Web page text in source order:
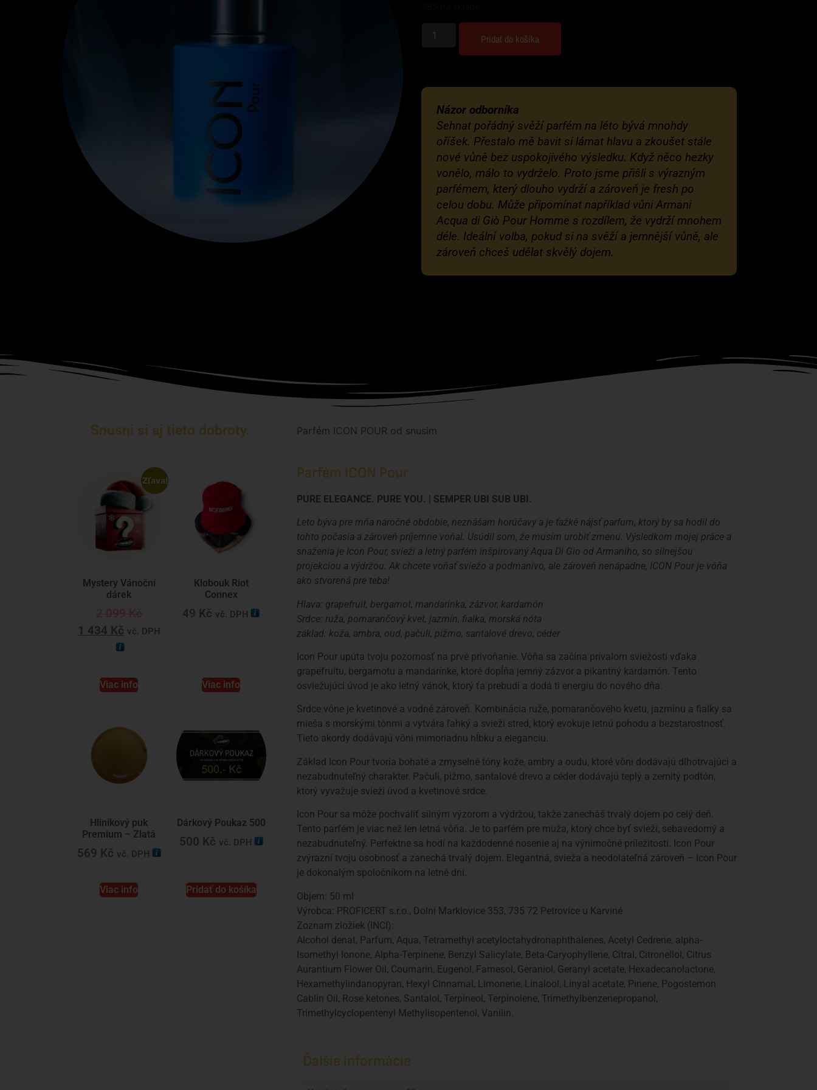
Pridať do košíka
Názor odborníka
Sehnat pořádný svěží parfém na léto bývá mnohdy
oříšek. Přestalo mě bavit si lámat hlavu a zkoušet stále
nové vůně bez uspokojivého výsledku. Když něco hezky
vonělo, málo to vydrželo. Proto jsme přišli s výrazným
parfémem, který dlouho vydrží a zároveň je fresh po
celou dobu. Může připomínat například vůni Armani
Acqua di Giò Pour Homme s rozdílem, že vydrží mnohem
déle. Ideální volba, pokud si na svěží a jemnější vůně, ale
zároveň chceš udělat skvělý dojem.
Snusni si aj tieto dobroty.
Zľava!
Mystery Vánoční
dárek
1 434 Kč vč. DPH
Viac info
Klobouk Riot
Connex
49 Kč vč. DPH
Viac info
Hliníkový puk
Premium – Zlatá
569 Kč vč. DPH
Viac info
Dárkový Poukaz 500
500 Kč vč. DPH
Pridať do košíka
Parfém ICON POUR od snusim
Parfém ICON Pour
PURE ELEGANCE. PURE YOU. | SEMPER UBI SUB UBI.
Leto býva pre mňa náročné obdobie, neznášam horúčavy a je ťažké nájsť parfum, ktorý by sa hodil do
tohto počasia a zároveň príjemne voňal. Usúdil som, že musím urobiť zmenu. Výsledkom mojej práce a
snaženia je Icon Pour, svieži a letný parfém inšpirovaný Aqua Di Gio od Armaniho, so silnejšou
projekciou a výdržou. Ak chcete voňať sviežo a podmanivo, ale zároveň nenápadne, ICON Pour je vôňa
ako stvorená pre teba!
Hlava: grapefruit, bergamot, mandarínka, zázvor, kardamón
Srdce: ruža, pomarančový kvet, jazmín, fialka, morská nóta
základ: koža, ambra, oud, pačuli, pižmo, santalové drevo, céder
Icon Pour upúta tvoju pozornosť na prvé privoňanie. Vôňa sa začína prívalom sviežosti vďaka
grapefruitu, bergamotu a mandarínke, ktoré dopĺňa jemný zázvor a pikantný kardamón. Tento
osviežujúci úvod je ako letný vánok, ktorý ťa prebudí a dodá ti energiu do nového dňa.
Srdce vône je kvetinové a vodné zároveň. Kombinácia ruže, pomarančového kvetu, jazmínu a fialky sa
mieša s morskými tónmi a vytvára ľahký a svieži stred, ktorý evokuje letnú pohodu a bezstarostnosť.
Tieto akordy dodávajú vôni mimoriadnu hĺbku a eleganciu.
Základ Icon Pour tvoria bohaté a zmyselné tóny kože, ambry a oudu, ktoré vôni dodávajú dlhotrvajúci a
nezabudnuteľný charakter. Pačuli, pižmo, santalové drevo a céder dodávajú teplý a zemitý podtón,
ktorý vyvažuje svieži úvod a kvetinové srdce.
Icon Pour sa môže pochváliť silným výzorom a výdržou, takže zanecháš trvalý dojem po celý deň.
Tento parfém je viac než len letná vôňa. Je to parfém pre muža, ktorý chce byť svieži, sebavedomý a
nezabudnuteľný. Perfektne sa hodí na každodenné nosenie aj na výnimočné príležitosti. Icon Pour
zvýrazní tvoju osobnosť a zanechá trvalý dojem. Elegantná, svieža a neodolateľná zároveň – Icon Pour
je dokonalým spoločníkom na letné dni.
Objem: 50 ml
Výrobca: PROFICERT s.r.o., Dolní Marklovice 353, 735 72 Petrovice u Karviné
Zoznam zložiek (INCI):
Alcohol denat, Parfum, Aqua, Tetramethyl acetyloctahydronaphthalenes, Acetyl Cedrene, alpha-
Isomethyl Ionone, Alpha-Terpinene, Benzyl Salicylate, Beta-Caryophyllene, Citral, Citronellol, Citrus
Aurantium Flower Oil, Coumarin, Eugenol, Farnesol, Geraniol, Geranyl acetate, Hexadecanolactone,
Hexamethylindanopyran, Hexyl Cinnamal, Limonene, Linalool, Linyal acetate, Pinene, Pogostemon
Cablin Oil, Rose ketones, Santalol, Terpineol, Terpinolene, Trimethylbenzenepropanol,
Trimethylcyclopentenyl Methylisopentenol, Vanilin.
Ďalšie informácie